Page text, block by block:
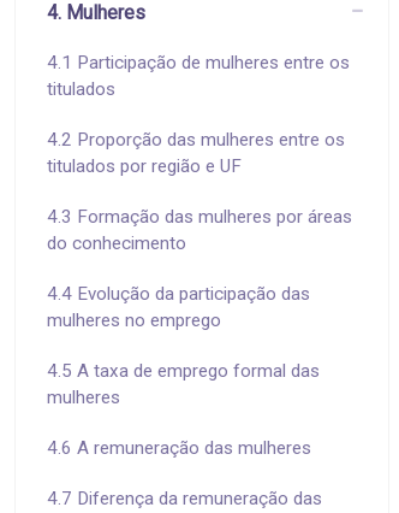
4. Mulheres
4.1 Participação de mulheres entre os
titulados
4.2 Proporção das mulheres entre os
titulados por região e UF
4.3 Formação das mulheres por áreas
do conhecimento
4.4 Evolução da participação das
mulheres no emprego
4.5 A taxa de emprego formal das
mulheres
4.6 A remuneração das mulheres
4.7 Diferença da remuneração das